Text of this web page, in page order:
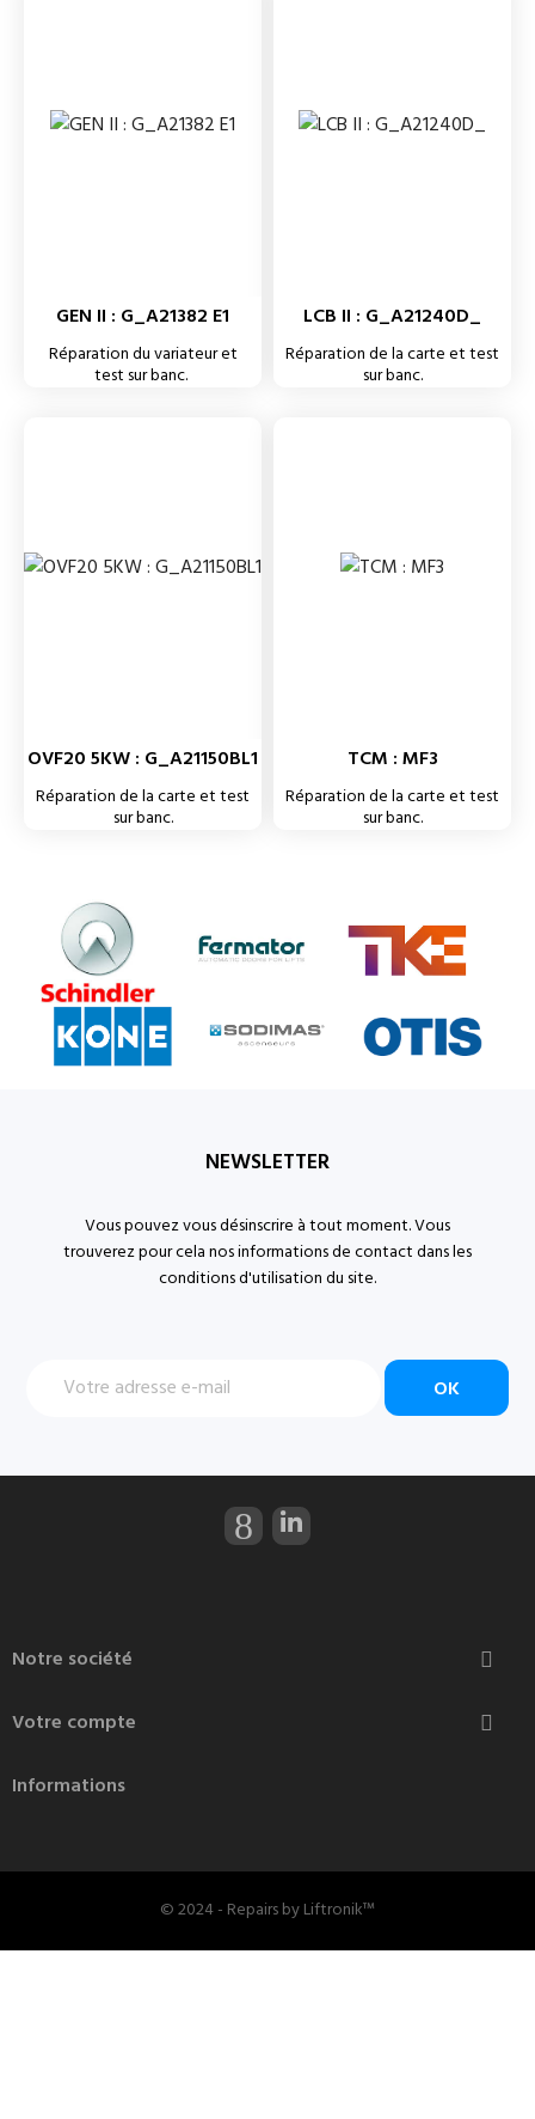
GEN II : G_A21382 E1
Réparation du variateur et
test sur banc.
LCB II : G_A21240D_
Réparation de la carte et test
sur banc.
OVF20 5KW : G_A21150BL1
Réparation de la carte et test
sur banc.
TCM : MF3
Réparation de la carte et test
sur banc.
NEWSLETTER
Vous pouvez vous désinscrire à tout moment. Vous
trouverez pour cela nos informations de contact dans les
conditions d'utilisation du site.
Notre société 
Votre compte 
Informations
© 2024 - Repairs by Liftronik™